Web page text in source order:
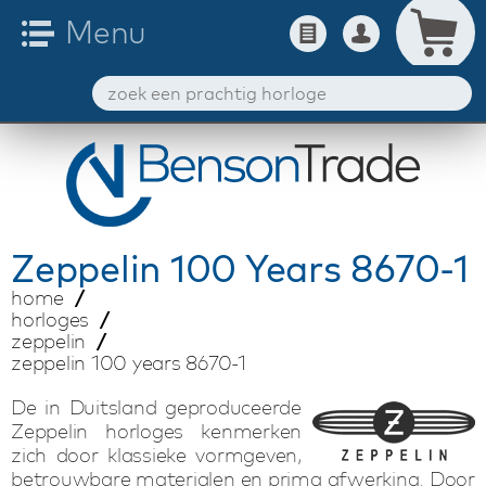
Zeppelin 100 Years 8670-1
home
horloges
zeppelin
zeppelin 100 years 8670-1
De in Duitsland geproduceerde
Zeppelin horloges kenmerken
zich door klassieke vormgeven,
betrouwbare materialen en prima afwerking. Door